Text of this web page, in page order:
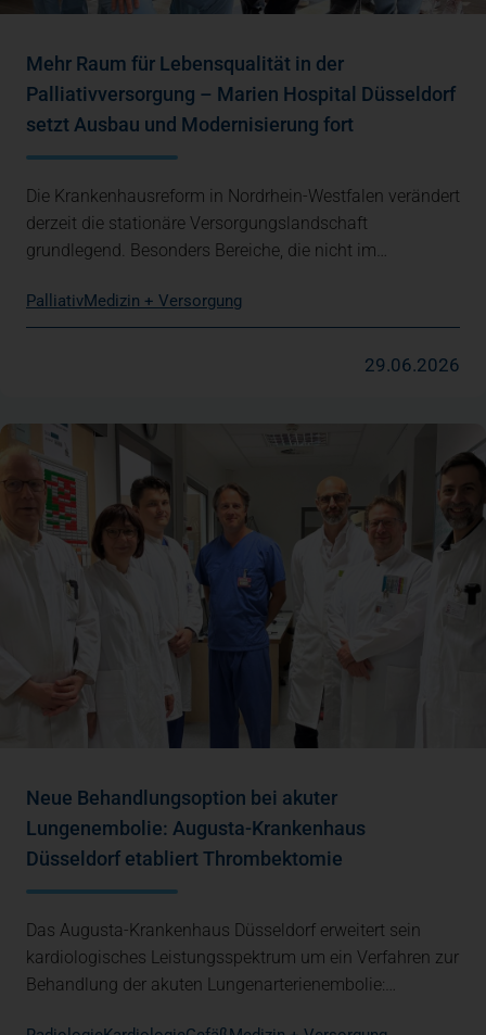
Mehr Raum für Lebensqualität in der
Palliativversorgung – Marien Hospital Düsseldorf
setzt Ausbau und Modernisierung fort
Die Krankenhausreform in Nordrhein-Westfalen verändert
derzeit die stationäre Versorgungslandschaft
grundlegend. Besonders Bereiche, die nicht im…
PalliativMedizin + Versorgung
29.06.2026
Neue Behandlungsoption bei akuter
Lungenembolie: Augusta-Krankenhaus
Düsseldorf etabliert Thrombektomie
Das Augusta-Krankenhaus Düsseldorf erweitert sein
kardiologisches Leistungsspektrum um ein Verfahren zur
Behandlung der akuten Lungenarterienembolie:…